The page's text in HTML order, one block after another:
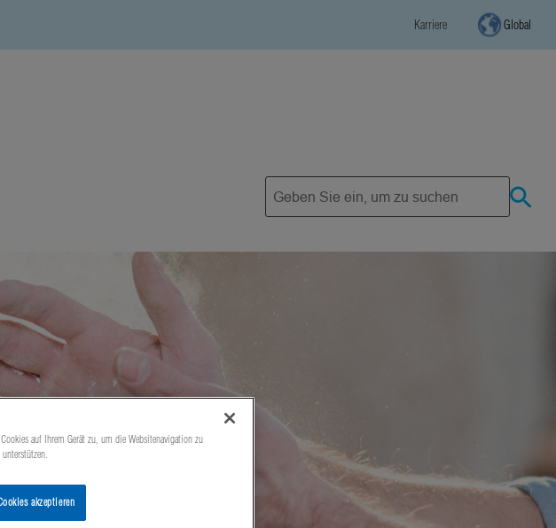
Karriere Global
auf Ihrem Gerät zu, um die Websitenavigation zu
akzeptieren